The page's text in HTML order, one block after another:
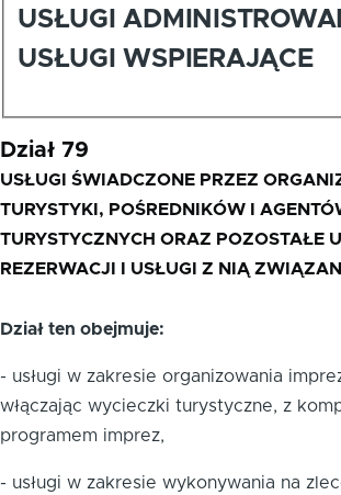
USŁUGI
USŁUGI WSPIERAJĄCE
Dział 79
USŁUGI ŚWIADCZONE PRZEZ
TURYSTYKI, POŚREDNIKÓW I
TURYSTYCZNYCH ORAZ POZOSTAŁE
REZERWACJI I USŁUGI Z NIĄ
Dział ten obejmuje:
- usługi w zakresie organizowania
włączając wycieczki turystyczne, z
programem imprez,
- usługi w zakresie wykonywania na